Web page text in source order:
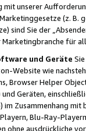
unserer
(z. B.
sind Sie der
für
und Geräte
Website wie
Browser Helper
Geräten,
im Zusammenhang
Blu-Ray-
ohne ausdrückliche